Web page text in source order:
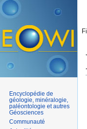
Encyclopédie de
géologie, minéralogie,
paléontologie et autres
Géosciences
Communauté